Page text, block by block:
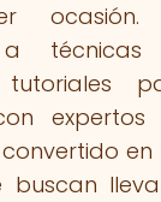
ocasión.
técnicas
buscan